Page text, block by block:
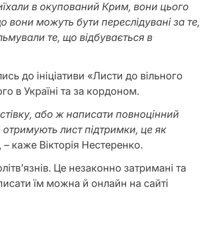
в окупований Крим, вони цього
можуть бути переслідувані за те,
те, що відбувається в
до ініціативи «Листи до вільного
в Україні та за кордоном.
або ж написати повноцінний
отримують лист підтримки, це як
, – каже Вікторія Нестеренко.
Це незаконно затримані та
їм можна й онлайн на сайті